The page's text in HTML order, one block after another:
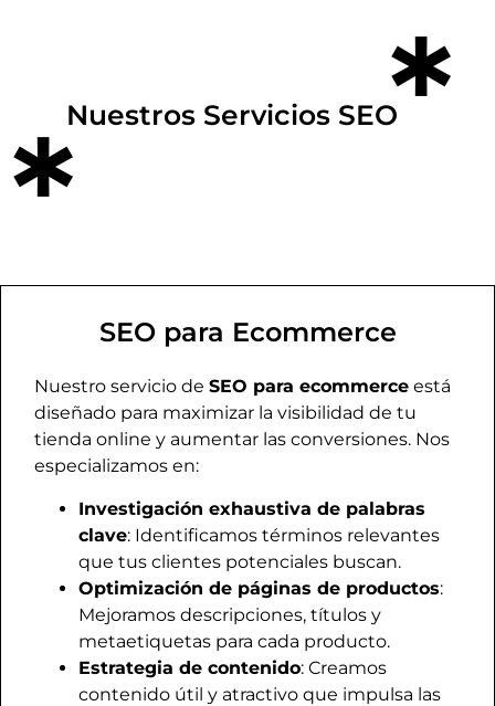
*
Nuestros Servicios SEO
*
SEO para Ecommerce
Nuestro servicio de SEO para ecommerce está
diseñado para maximizar la visibilidad de tu
tienda online y aumentar las conversiones. Nos
especializamos en:
Investigación exhaustiva de palabras
clave: Identificamos términos relevantes
que tus clientes potenciales buscan.
Optimización de páginas de productos:
Mejoramos descripciones, títulos y
metaetiquetas para cada producto.
Estrategia de contenido: Creamos
contenido útil y atractivo que impulsa las